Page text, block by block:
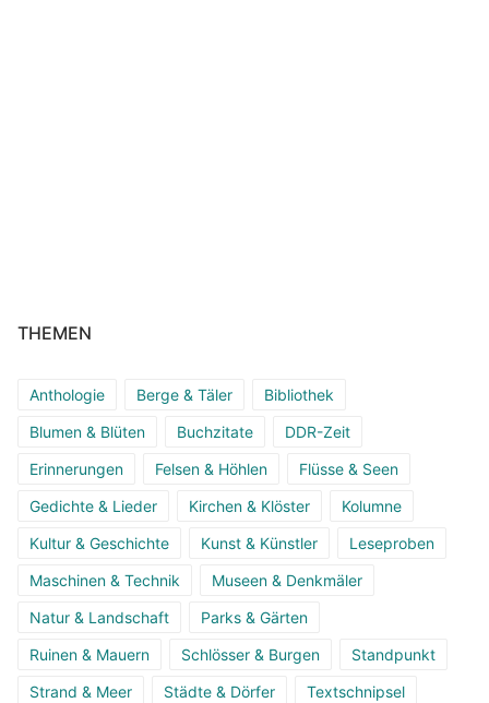
THEMEN
Anthologie Berge & Täler
Bibliothek
Blumen & Blüten
Buchzitate
DDR-Zeit
Erinnerungen
Felsen & Höhlen
Flüsse & Seen
Gedichte & Lieder
Kirchen & Klöster
Kolumne
Kultur & Geschichte
Kunst & Künstler
Leseproben
Maschinen & Technik
Museen & Denkmäler
Natur & Landschaft
Parks & Gärten
Ruinen & Mauern
Schlösser & Burgen
Standpunkt
Strand & Meer
Städte & Dörfer
Textschnipsel